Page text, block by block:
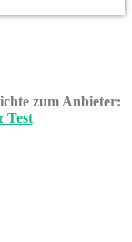
zum Anbieter:
Test